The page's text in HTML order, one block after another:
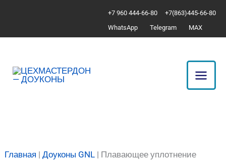
содержимому
+7 960 444-66-80
+7(863)445-66-80
WhatsApp
Telegram MAX
Главная |Доуконы GNL | Плавающее уплотнение
Плавающее
KO